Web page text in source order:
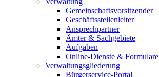
Gemeinschaftsvorsitzender
Geschäftsstellenleiter
Ansprechpartner
Ämter & Sachgebiete
Aufgaben
Online-Dienste & Formulare
Verwaltungsgliederung
Bürgerservice-Portal